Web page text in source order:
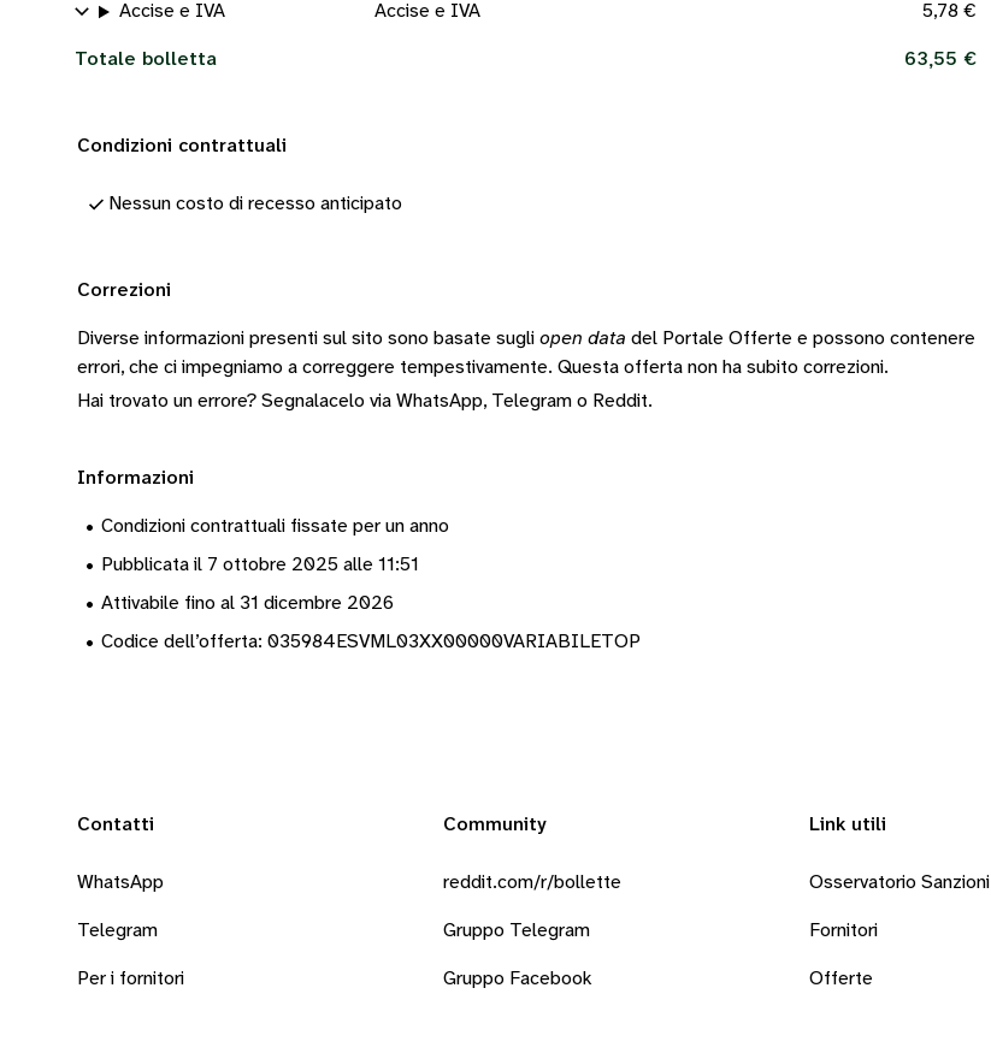
Accise e IVA Accise e IVA 5,78 €
Totale bolletta 63,55 €
Condizioni contrattuali
Nessun costo di recesso anticipato
Correzioni
Diverse informazioni presenti sul sito sono basate sugli open data del Portale Offerte e possono contenere
errori, che ci impegniamo a correggere tempestivamente. Questa offerta non ha subito correzioni.
Hai trovato un errore? Segnalacelo via WhatsApp, Telegram o Reddit.
Informazioni
• Condizioni contrattuali fissate per un anno
• Pubblicata il 7 ottobre 2025 alle 11:51
• Attivabile fino al 31 dicembre 2026
• Codice dell’offerta: 035984ESVML03XX00000VARIABILETOP
Contatti
WhatsApp
Telegram
Per i fornitori
Community
reddit.com/r/bollette
Gruppo Telegram
Gruppo Facebook
Link utili
Osservatorio Sanzioni
Fornitori
Offerte